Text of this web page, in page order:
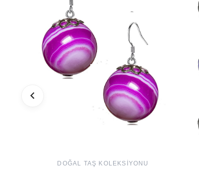
DOĞAL TAŞ KOLEKSIYONU